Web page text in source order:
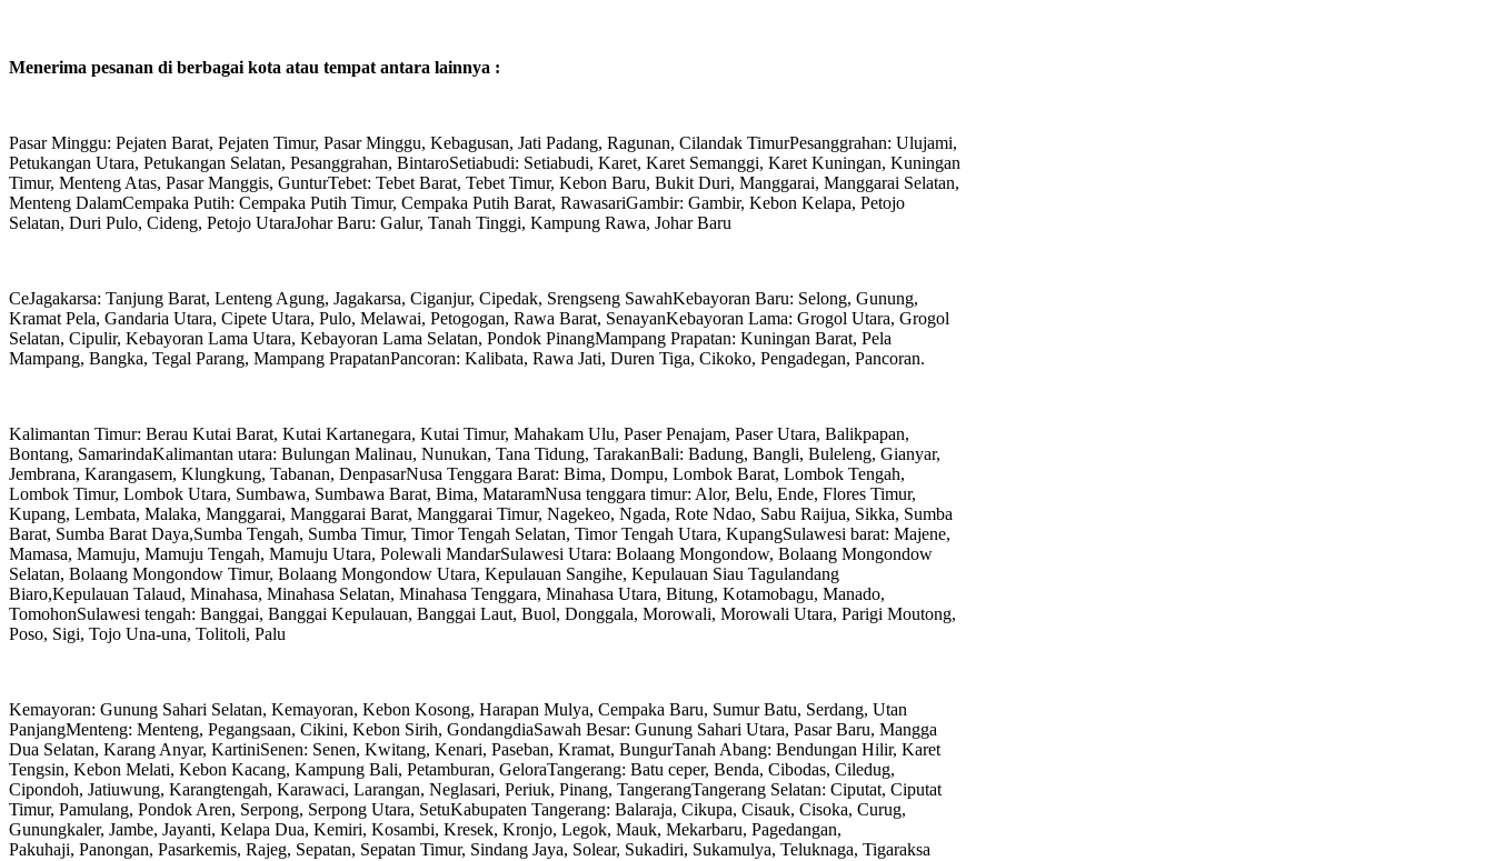
Menerima pesanan di berbagai kota atau tempat antara lainnya :
Pasar Minggu: Pejaten Barat, Pejaten Timur, Pasar Minggu, Kebagusan, Jati Padang, Ragunan, Cilandak TimurPesanggrahan: Ulujami,
Petukangan Utara, Petukangan Selatan, Pesanggrahan, BintaroSetiabudi: Setiabudi, Karet, Karet Semanggi, Karet Kuningan, Kuningan
Timur, Menteng Atas, Pasar Manggis, GunturTebet: Tebet Barat, Tebet Timur, Kebon Baru, Bukit Duri, Manggarai, Manggarai Selatan,
Menteng DalamCempaka Putih: Cempaka Putih Timur, Cempaka Putih Barat, RawasariGambir: Gambir, Kebon Kelapa, Petojo
Selatan, Duri Pulo, Cideng, Petojo UtaraJohar Baru: Galur, Tanah Tinggi, Kampung Rawa, Johar Baru
CeJagakarsa: Tanjung Barat, Lenteng Agung, Jagakarsa, Ciganjur, Cipedak, Srengseng SawahKebayoran Baru: Selong, Gunung,
Kramat Pela, Gandaria Utara, Cipete Utara, Pulo, Melawai, Petogogan, Rawa Barat, SenayanKebayoran Lama: Grogol Utara, Grogol
Selatan, Cipulir, Kebayoran Lama Utara, Kebayoran Lama Selatan, Pondok PinangMampang Prapatan: Kuningan Barat, Pela
Mampang, Bangka, Tegal Parang, Mampang PrapatanPancoran: Kalibata, Rawa Jati, Duren Tiga, Cikoko, Pengadegan, Pancoran.
Kalimantan Timur: Berau Kutai Barat, Kutai Kartanegara, Kutai Timur, Mahakam Ulu, Paser Penajam, Paser Utara, Balikpapan,
Bontang, SamarindaKalimantan utara: Bulungan Malinau, Nunukan, Tana Tidung, TarakanBali: Badung, Bangli, Buleleng, Gianyar,
Jembrana, Karangasem, Klungkung, Tabanan, DenpasarNusa Tenggara Barat: Bima, Dompu, Lombok Barat, Lombok Tengah,
Lombok Timur, Lombok Utara, Sumbawa, Sumbawa Barat, Bima, MataramNusa tenggara timur: Alor, Belu, Ende, Flores Timur,
Kupang, Lembata, Malaka, Manggarai, Manggarai Barat, Manggarai Timur, Nagekeo, Ngada, Rote Ndao, Sabu Raijua, Sikka, Sumba
Barat, Sumba Barat Daya,Sumba Tengah, Sumba Timur, Timor Tengah Selatan, Timor Tengah Utara, KupangSulawesi barat: Majene,
Mamasa, Mamuju, Mamuju Tengah, Mamuju Utara, Polewali MandarSulawesi Utara: Bolaang Mongondow, Bolaang Mongondow
Selatan, Bolaang Mongondow Timur, Bolaang Mongondow Utara, Kepulauan Sangihe, Kepulauan Siau Tagulandang
Biaro,Kepulauan Talaud, Minahasa, Minahasa Selatan, Minahasa Tenggara, Minahasa Utara, Bitung, Kotamobagu, Manado,
TomohonSulawesi tengah: Banggai, Banggai Kepulauan, Banggai Laut, Buol, Donggala, Morowali, Morowali Utara, Parigi Moutong,
Poso, Sigi, Tojo Una-una, Tolitoli, Palu
Kemayoran: Gunung Sahari Selatan, Kemayoran, Kebon Kosong, Harapan Mulya, Cempaka Baru, Sumur Batu, Serdang, Utan
PanjangMenteng: Menteng, Pegangsaan, Cikini, Kebon Sirih, GondangdiaSawah Besar: Gunung Sahari Utara, Pasar Baru, Mangga
Dua Selatan, Karang Anyar, KartiniSenen: Senen, Kwitang, Kenari, Paseban, Kramat, BungurTanah Abang: Bendungan Hilir, Karet
Tengsin, Kebon Melati, Kebon Kacang, Kampung Bali, Petamburan, GeloraTangerang: Batu ceper, Benda, Cibodas, Ciledug,
Cipondoh, Jatiuwung, Karangtengah, Karawaci, Larangan, Neglasari, Periuk, Pinang, TangerangTangerang Selatan: Ciputat, Ciputat
Timur, Pamulang, Pondok Aren, Serpong, Serpong Utara, SetuKabupaten Tangerang: Balaraja, Cikupa, Cisauk, Cisoka, Curug,
Gunungkaler, Jambe, Jayanti, Kelapa Dua, Kemiri, Kosambi, Kresek, Kronjo, Legok, Mauk, Mekarbaru, Pagedangan,
Pakuhaji, Panongan, Pasarkemis, Rajeg, Sepatan, Sepatan Timur, Sindang Jaya, Solear, Sukadiri, Sukamulya, Teluknaga, Tigaraksa